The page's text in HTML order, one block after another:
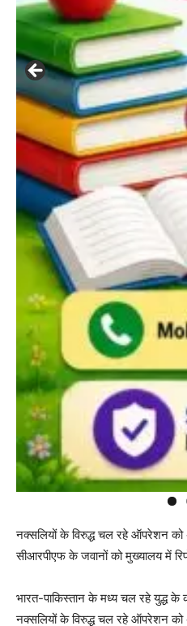
नक्सलियों के विरुद्ध चल रहे ऑपरेशन को
सीआरपीएफ के जवानों को मुख्यालय में
भारत-पाकिस्तान के मध्य चल रहे युद्ध के
नक्सलियों के विरुद्ध चल रहे ऑपरेशन को